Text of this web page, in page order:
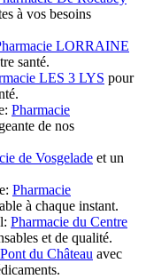
à vos besoins
LORRAINE
santé.
LES 3 LYS pour
Pharmacie
de nos
de Vosgelade et un
Pharmacie
à chaque instant.
Pharmacie du Centre
et de qualité.
du Château avec